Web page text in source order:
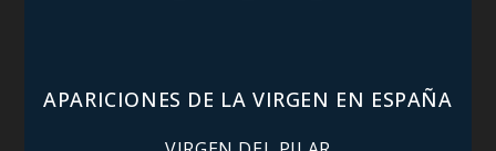
APARICIONES DE LA VIRGEN EN ESPAÑA